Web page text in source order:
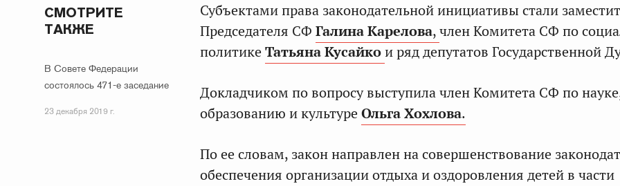
СМОТРИТЕ
ТАКЖЕ
В Совете Федерации
состоялось 471-е заседание
23 декабря 2019 г.
Субъектами права законодательной инициативы стали
Председателя СФ Галина Карелова,член Комитета СФ по
политике Татьяна Кусайкои ряд депутатов Государственной
Докладчиком по вопросу выступила член Комитета СФ по
образованию и культуре Ольга Хохлова.
По ее словам, закон направлен на совершенствование
обеспечения организации отдыха и оздоровления детей в части